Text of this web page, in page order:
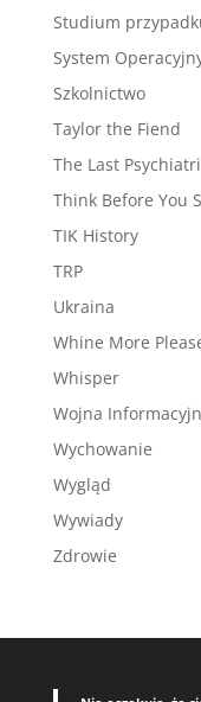
Studium
System
Szkolnictwo
Taylor the Fiend
The Last
Think Before You
TIK History
TRP
Ukraina
Whine More
Whisper
Wojna
Wychowanie
Wygląd
Wywiady
Zdrowie